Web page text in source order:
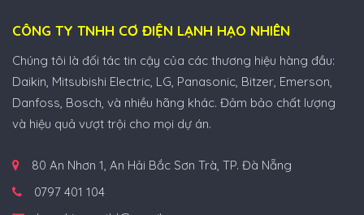
CÔNG TY TNHH CƠ ĐIỆN LẠNH HẠO NHIÊN
Chúng tôi là đối tác tin cậy của các thương hiệu hàng đầu:
Daikin, Mitsubishi Electric, LG, Panasonic, Bitzer, Emerson,
Danfoss, Bosch, và nhiều hãng khác. Đảm bảo chất lượng
và hiệu quả vượt trội cho mọi dự án.
80 An Nhơn 1, An Hải Bắc Sơn Trà, TP. Đà Nẵng
0797 401 104